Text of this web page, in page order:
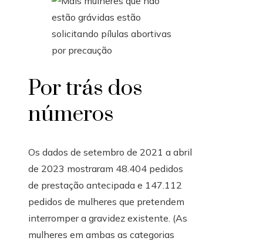
Por trás dos
números
Os dados de setembro de 2021 a abril
de 2023 mostraram 48.404 pedidos
de prestação antecipada e 147.112
pedidos de mulheres que pretendem
interromper a gravidez existente. (As
mulheres em ambas as categorias